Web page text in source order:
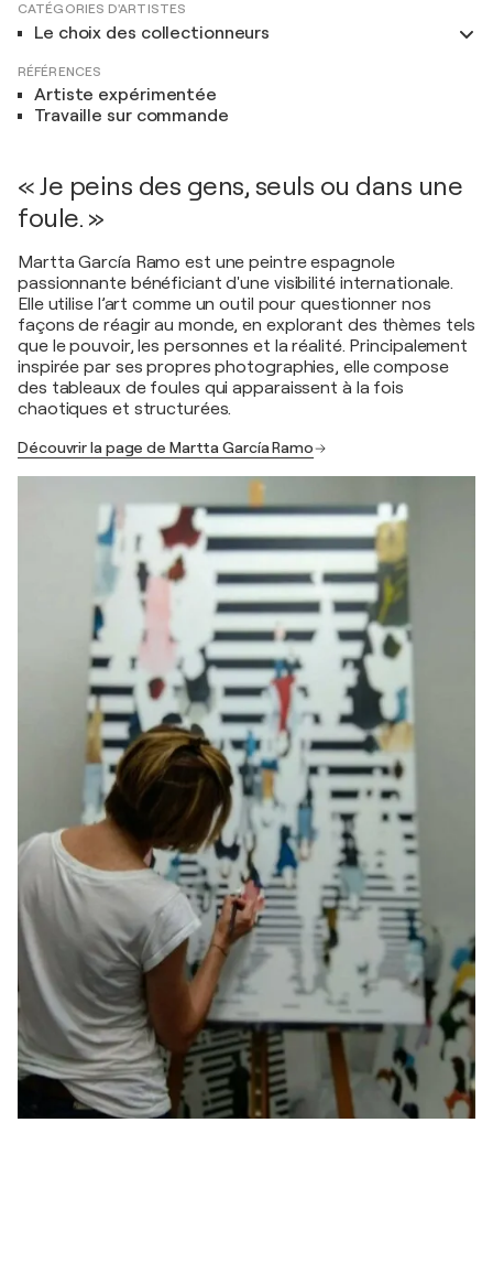
CATÉGORIES D'ARTISTES
Le choix des collectionneurs
RÉFÉRENCES
Artiste expérimentée
Travaille sur commande
« Je peins des gens, seuls ou dans une
foule. »
Martta García Ramo est une peintre espagnole
passionnante bénéficiant d'une visibilité internationale.
Elle utilise l’art comme un outil pour questionner nos
façons de réagir au monde, en explorant des thèmes tels
que le pouvoir, les personnes et la réalité. Principalement
inspirée par ses propres photographies, elle compose
des tableaux de foules qui apparaissent à la fois
chaotiques et structurées.
Découvrir la page de Martta García Ramo